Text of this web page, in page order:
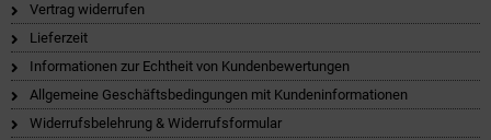
Vertrag widerrufen
Lieferzeit
Informationen zur Echtheit von Kundenbewertungen
Allgemeine Geschäftsbedingungen mit Kundeninformationen
Widerrufsbelehrung & Widerrufsformular